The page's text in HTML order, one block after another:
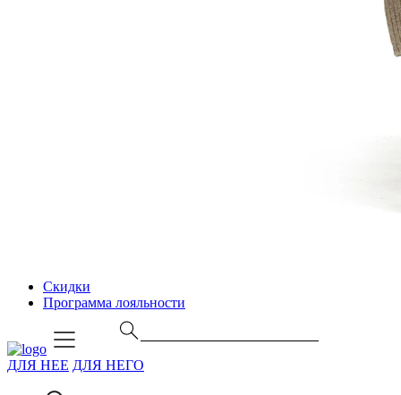
Скидки
Программа лояльности
ДЛЯ НЕЕ ДЛЯ НЕГО